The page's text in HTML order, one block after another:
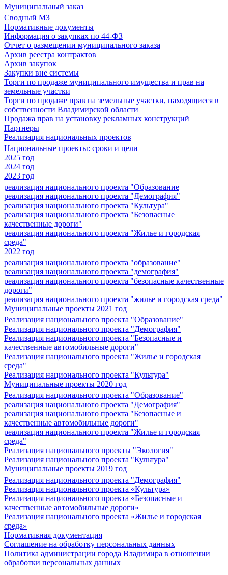
Муниципальный заказ
Сводный МЗ
Нормативные документы
Информация о закупках по 44-ФЗ
Отчет о размещении муниципального заказа
Архив реестра контрактов
Архив закупок
Закупки вне системы
Торги по продаже муниципального имущества и прав на
земельные участки
Торги по продаже прав на земельные участки, находящиеся в
собственности Владимирской области
Продажа прав на установку рекламных конструкций
Партнеры
Реализация национальных проектов
Национальные проекты: сроки и цели
2025 год
2024 год
2023 год
реализация национального проекта "Образование
реализация национального проекта "Демография"
реализация национального проекта "Культура"
реализация национального проекта "Безопасные
качественные дороги"
реализация национального проекта "Жилье и городская
среда"
2022 год
реализация национального проекта "образование"
реализация национального проекта "демография"
реализация национального проекта "безопасные качественные
дороги"
реализация национального проекта "жилье и городская среда"
Муниципальные проекты 2021 год
Реализация национального проекта "Образование"
Реализация национального проекта "Демография"
Реализация национального проекта "Безопасные и
качественные автомобильные дороги"
Реализация национального проекта "Жилье и городская
среда"
Реализация национального проекта "Культура"
Муниципальные проекты 2020 год
Реализация национального проекта "Образование"
реализация национального проекта "Демография"
реализация национального проекта "Безопасные и
качественные автомобильные дороги"
реализация национального проекта "Жилье и городская
среда"
Реализация национального проекты "Экология"
Реализация национального проекта "Культура"
Муниципальные проекты 2019 год
Реализация национального проекта "Демография"
Реализация национального проекта «Культура»
Реализация национального проекта «Безопасные и
качественные автомобильные дороги»
Реализация национального проекта «Жилье и городская
среда»
Нормативная документация
Соглашение на обработку персональных данных
Политика администрации города Владимира в отношении
обработки персональных данных